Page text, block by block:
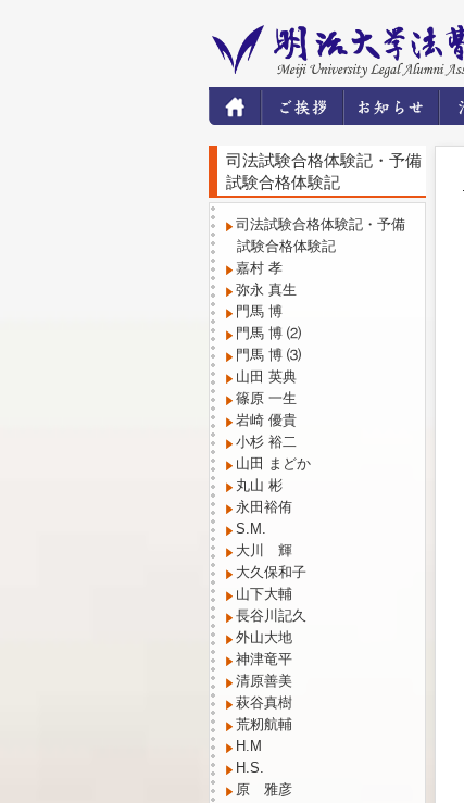
司法試験合格体験記・予備
試験合格体験記
司法試験合格体験記・予備
試験合格体験記
嘉村 孝
弥永 真生
門馬 博
門馬 博 ⑵
門馬 博 ⑶
山田 英典
篠原 一生
岩崎 優貴
小杉 裕二
山田 まどか
丸山 彬
永田裕侑
S.M.
大川 輝
大久保和子
山下大輔
長谷川記久
外山大地
神津竜平
清原善美
萩谷真樹
荒籾航輔
H.M
H.S.
原 雅彦